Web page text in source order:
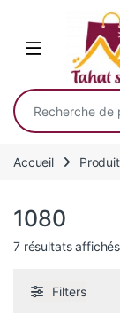
Recherche pour :
Accueil
1080
7 résultats affichés
Filters